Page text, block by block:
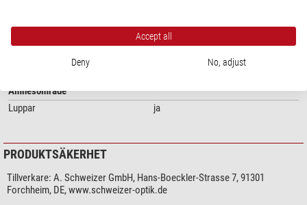
Allmänt
Ämnesområde
Luppar
ja
PRODUKTSÄKERHET
Tillverkare: A. Schweizer GmbH, Hans-Boeckler-Strasse 7, 91301
Forchheim, DE, www.schweizer-optik.de
Accept all
Deny No, adjust